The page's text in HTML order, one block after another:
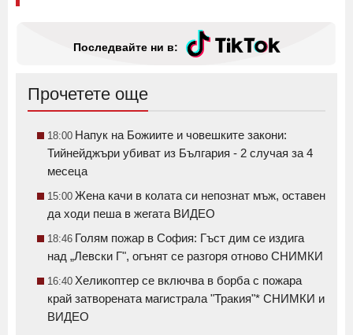
Последвайте ни в:
Прочетете още
18:00 Напук на Божиите и човешките закони:
Тийнейджъри убиват из България - 2 случая за 4
месеца
15:00 Жена качи в колата си непознат мъж, оставен
да ходи пеша в жегата ВИДЕО
18:46 Голям пожар в София: Гъст дим се издига
над „Левски Г", огънят се разгоря отново СНИМКИ
16:40 Хеликоптер се включва в борба с пожара
край затворената магистрала "Тракия"* СНИМКИ и
ВИДЕО